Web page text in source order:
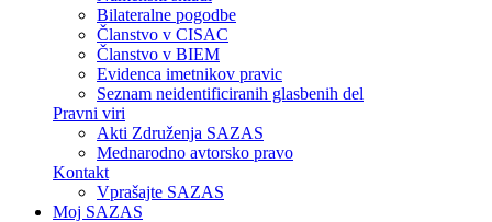
Bilateralne pogodbe
Članstvo v CISAC
Članstvo v BIEM
Evidenca imetnikov pravic
Seznam neidentificiranih glasbenih del
Pravni viri
Akti Združenja SAZAS
Mednarodno avtorsko pravo
Kontakt
Vprašajte SAZAS
Moj SAZAS